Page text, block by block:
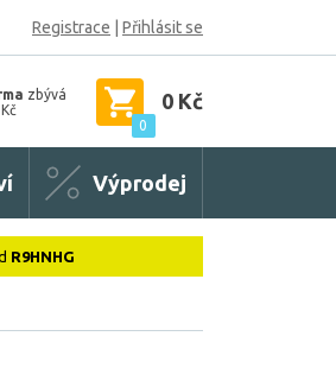
Registrace Přihlásit se
zbývá
0
0 Kč
Výprodej
R9HNHG